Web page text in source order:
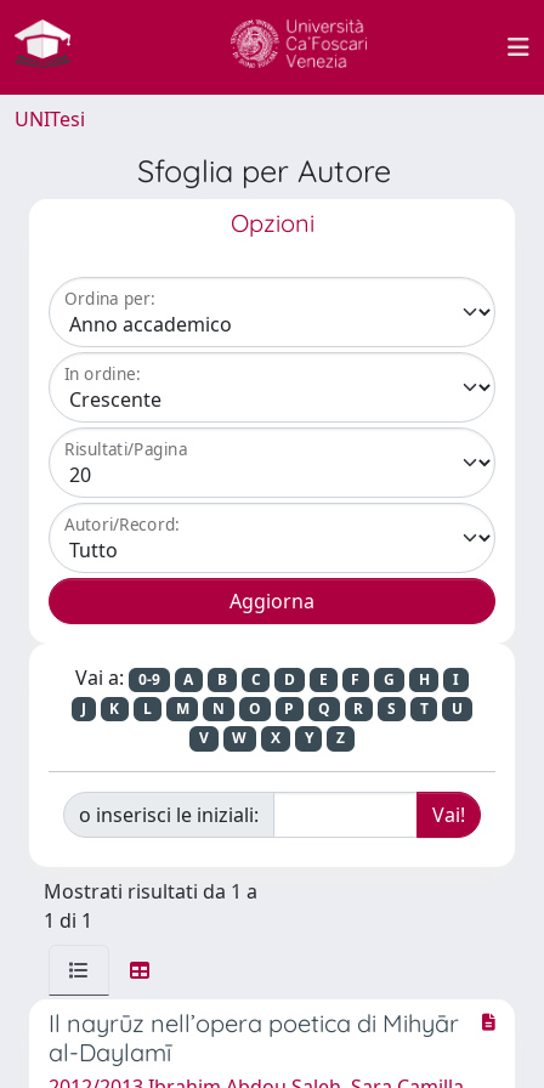
UNITesi
Sfoglia per Autore
Opzioni
Ordina per:
In ordine:
Risultati/Pagina
Autori/Record:
Vai a: 0-9 A B C D E F G H
I
J
K L M N O P Q R S T
U
V
W X Y Z
o inserisci le iniziali:
Mostrati risultati da 1 a
1 di 1
Il nayrūz nell’opera poetica di Mihyār
al-Daylamī